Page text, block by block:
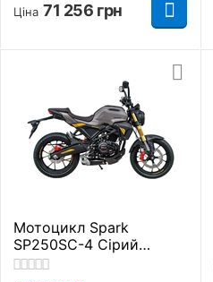
Ціна 71 256 грн
Мотоцикл Spark
SP250SC-4 Сірий
Дорожній